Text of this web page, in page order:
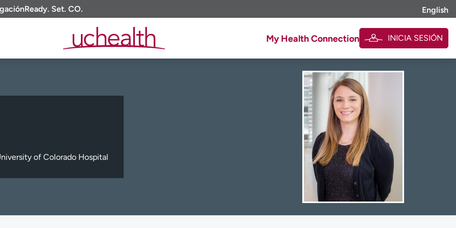
Ready. Set. CO. English
My Health Connection INICIA SESIÓN
of Colorado Hospital